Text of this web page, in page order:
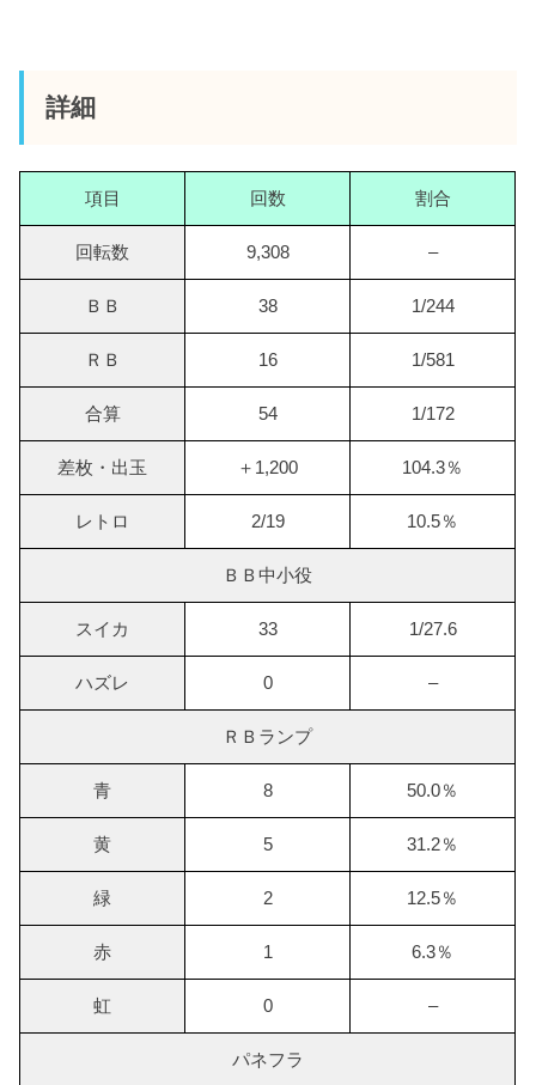
詳細
項目 回数 割合
回転数 9,308 –
ＢＢ 38 1/244
ＲＢ 16 1/581
合算 54 1/172
差枚・出玉 ＋1,200 104.3％
レトロ 2/19 10.5％
ＢＢ中小役
スイカ 33 1/27.6
ハズレ 0 –
ＲＢランプ
青 8 50.0％
黄 5 31.2％
緑 2 12.5％
赤 1 6.3％
虹 0 –
パネフラ